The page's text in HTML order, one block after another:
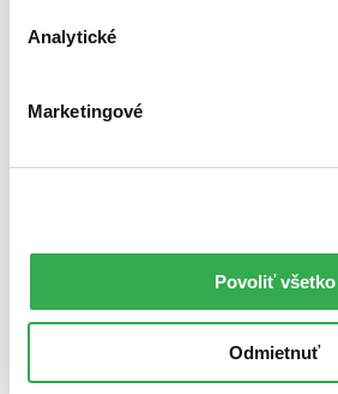
Analytické
Marketingové
Povoliť všetko
Odmietnuť